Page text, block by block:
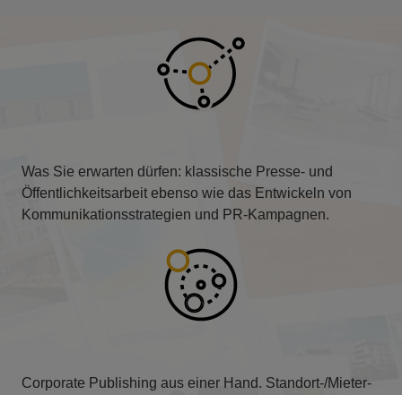
Was Sie erwarten dürfen: klassische Presse- und
Öffentlichkeitsarbeit ebenso wie das Entwickeln von
Kommunikationsstrategien und PR-Kampagnen.
Corporate Publishing aus einer Hand. Standort-/Mieter-